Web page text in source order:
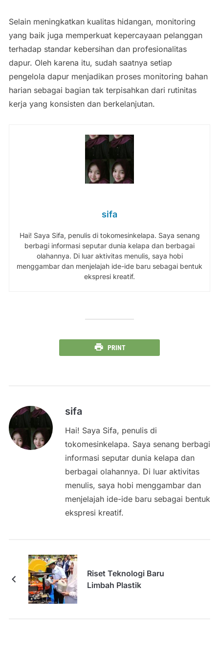
Selain meningkatkan kualitas hidangan, monitoring
yang baik juga memperkuat kepercayaan pelanggan
terhadap standar kebersihan dan profesionalitas
dapur. Oleh karena itu, sudah saatnya setiap
pengelola dapur menjadikan proses monitoring bahan
harian sebagai bagian tak terpisahkan dari rutinitas
kerja yang konsisten dan berkelanjutan.
sifa
Hai! Saya Sifa, penulis di tokomesinkelapa. Saya senang
berbagi informasi seputar dunia kelapa dan berbagai
olahannya. Di luar aktivitas menulis, saya hobi
menggambar dan menjelajah ide-ide baru sebagai bentuk
ekspresi kreatif.
PRINT
sifa
Hai! Saya Sifa, penulis di
tokomesinkelapa. Saya senang berbagi
informasi seputar dunia kelapa dan
berbagai olahannya. Di luar aktivitas
menulis, saya hobi menggambar dan
menjelajah ide-ide baru sebagai bentuk
ekspresi kreatif.
Riset Teknologi Baru
Limbah Plastik